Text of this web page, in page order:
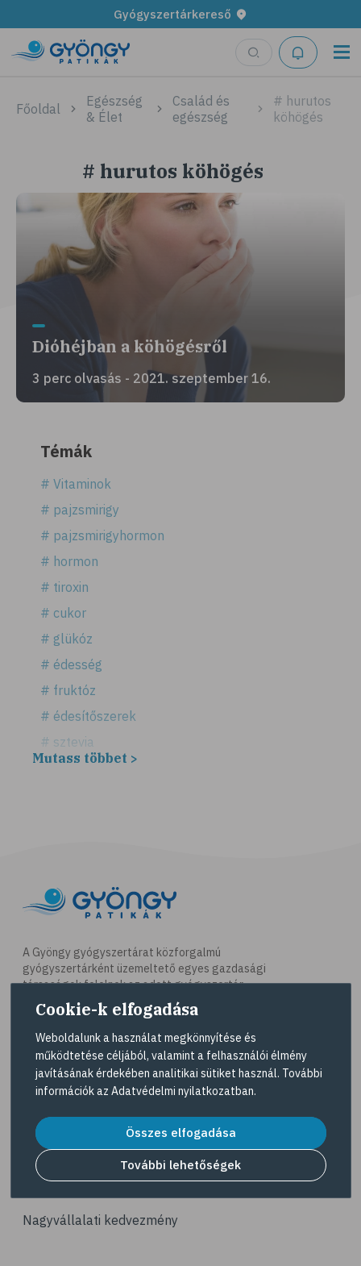
Gyógyszertárkereső
Főoldal
Egészség
& Élet
Család és
egészség
# hurutos
köhögés
# hurutos köhögés
Dióhéjban a köhögésről
3 perc olvasás - 2021. szeptember 16.
Témák
# Vitaminok
# pajzsmirigy
# pajzsmirigyhormon
# hormon
# tiroxin
# cukor
# glükóz
# édesség
# fruktóz
# édesítőszerek
# sztevia
# fogadalom
# célkitűzés
# étkezési napló
# hal
# egészséges táplálkozás
# omega-3
# A-vitamin
# ásványi anyagok
# ízületi fájdalom
# ízületek
# csontok
# porckopás
Mutass többet >
A Gyöngy gyógyszertárat közforgalmú
gyógyszertárként üzemeltető egyes gazdasági
társaságok felelnek az adott gyógyszertár
működésért. A Gyöngy gyógyszertárak listáját és
elérhetőségeit a Gyógyszertár kereső
tekintheti meg.
Navigáció
Dermokozmetikumok
Gyöngy Patika Magazin
Nagyvállalati kedvezmény
Cookie-k elfogadása
Weboldalunk a használat megkönnyítése és
működtetése céljából, valamint a felhasználói élmény
javításának érdekében analitikai sütiket használ. További
információk az Adatvédelmi nyilatkozatban.
Összes elfogadása
További lehetőségek